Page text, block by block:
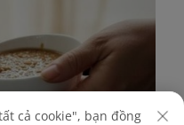
cả cookie", bạn đồng